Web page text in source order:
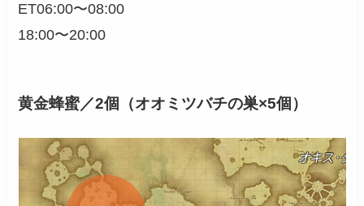
ET06:00〜08:00
18:00〜20:00
黄金蜂蜜／2個（オオミツバチの巣×5個）